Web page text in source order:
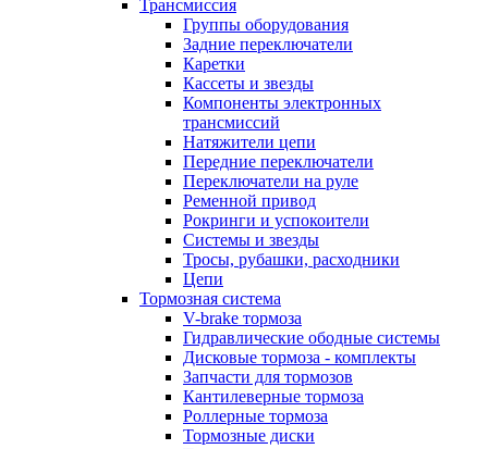
Трансмиссия
Группы оборудования
Задние переключатели
Каретки
Кассеты и звезды
Компоненты электронных
трансмиссий
Натяжители цепи
Передние переключатели
Переключатели на руле
Ременной привод
Рокринги и успокоители
Системы и звезды
Тросы, рубашки, расходники
Цепи
Тормозная система
V-brake тормоза
Гидравлические ободные системы
Дисковые тормоза - комплекты
Запчасти для тормозов
Кантилеверные тормоза
Роллерные тормоза
Тормозные диски